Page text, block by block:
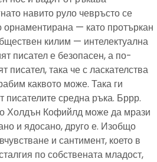
навито руло чевръсто се
орнаментирана — като протъркан
килим — интелектуална
писател е безопасен, а по-
писател, така че с ласкателства
каквото може. Така ги
писателите средна ръка. Бррр.
Холдън Кофийлд може да мрази
и ядосано, друго е. Изобщо
и сантимент, което в
по собствената младост,